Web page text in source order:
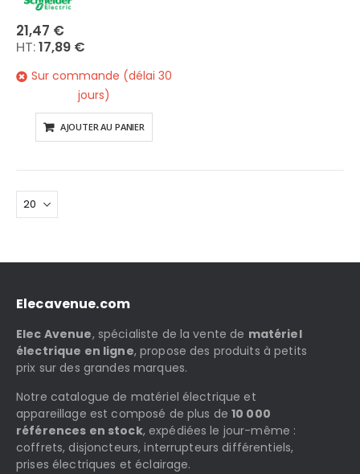
21,47 €
17,89 €
Sur commande (délai 30
jours)
AJOUTER AU PANIER
Elecavenue.com
Elec Avenue, spécialiste de la vente de matériel
électrique en ligne, propose des produits à petits
prix sur des grandes marques.
Notre catalogue de matériel électrique et
appareillage est composé de plus de10 000
références en stock, expédiées le jour-même :
coffrets, disjoncteurs, interrupteurs différentiels,
prises électriques et éclairage.